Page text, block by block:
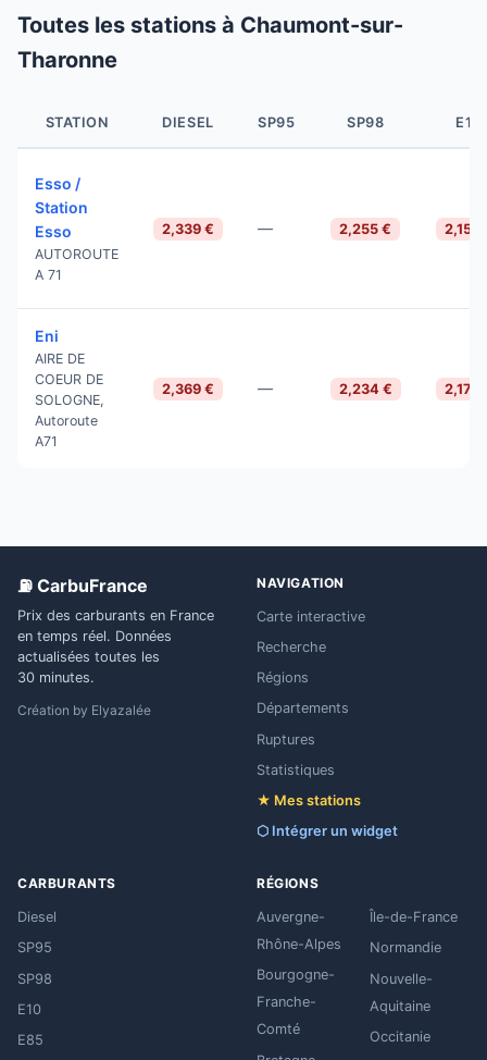
Toutes les stations à Chaumont-sur-
Tharonne
STATION DIESEL SP95 SP98 E10
Esso /
Station
Esso
AUTOROUTE
A 71
2,339 € — 2,255 € 2,155
Eni
AIRE DE
COEUR DE
SOLOGNE,
Autoroute
A71
2,369 € — 2,234 € 2,174
⛽ CarbuFrance
Prix des carburants en France
en temps réel. Données
actualisées toutes les
30 minutes.
Création by Elyazalée
NAVIGATION
Carte interactive
Recherche
Régions
Départements
Ruptures
Statistiques
★ Mes stations
⬡ Intégrer un widget
CARBURANTS
Diesel
SP95
SP98
E10
E85
RÉGIONS
Auvergne-
Rhône-Alpes
Bourgogne-
Franche-
Comté
Île-de-France
Normandie
Nouvelle-
Aquitaine
Occitanie